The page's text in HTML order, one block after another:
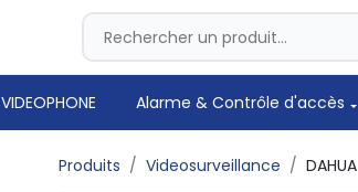
VIDEOPHONE Alarme & Contrôle d'accès
Produits Videosurveillance DAHUA